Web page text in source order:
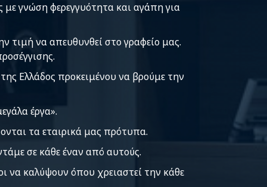
με γνώση φερεγγυότητα και αγάπη για
τιμή να απευθυνθεί στο γραφείο μας.
Ελλάδος προκειμένου να βρούμε την
έργα».
τα εταιρικά μας πρότυπα.
σε κάθε έναν από αυτούς.
να καλύψουν όπου χρειαστεί την κάθε